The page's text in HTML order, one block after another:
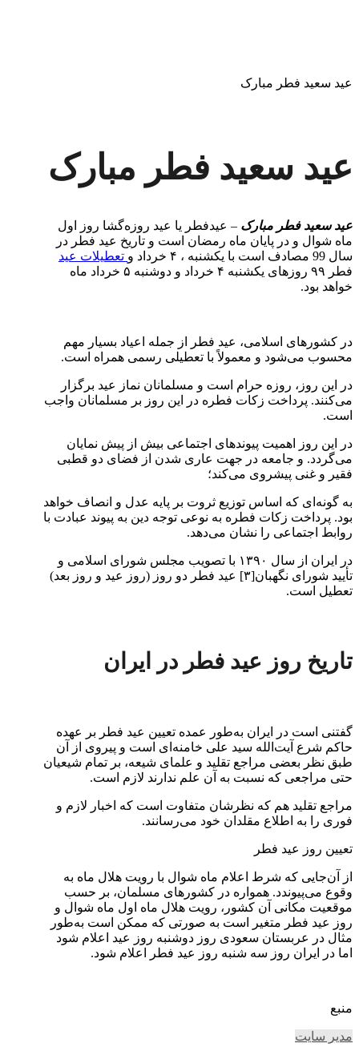
عید سعید فطر مبارک
عید سعید فطر مبارک
عید سعید فطر مبارک – عیدفطر یا عید روزه‌گشا روز اول
ماه شوال و در پایان ماه رمضان است و تاریخ عید فطر در
سال 99 مصادف است با یکشنبه ، ۴ خرداد و
تعطیلات عید
فطر ۹۹ روزهای یکشنبه ۴ خرداد و دوشنبه ۵ خرداد ماه
خواهد بود.
در کشورهای اسلامی، عید فطر از جمله اعیاد بسیار مهم
محسوب می‌شود و معمولاً با تعطیلی رسمی همراه است.
در این روز، روزه حرام است و مسلمانان نماز عید برگزار
می‌کنند. پرداخت زکات فطره در این روز بر مسلمانان واجب
است.
در این روز اهمیت پیوندهای اجتماعی بیش از پیش نمایان
می‌گردد. و جامعه در جهت عاری شدن از فضای دو قطبی
فقیر و غنی پیشروی می‌کند؛
به گونه‌ای که اساس توزیع ثروت بر پایه عدل و انصاف خواهد
بود. پرداخت زکات فطره به نوعی توجه دین به پیوند عبادت با
روابط اجتماعی را نشان می‌دهد.
در ایران از سال ۱۳۹۰ با تصویب مجلس شورای اسلامی و
تأیید شورای نگهبان[۳] عید فطر دو روز (روز عید و روز بعد)
تعطیل است.
تاریخ روز عید فطر در ایران
گفتنی است در ایران به‌طور عمده تعیین عید فطر بر عهده
حاکم شرع آیت‌الله سید علی خامنه‌ای است و پیروی از آن
طبق نظر بعضی مراجع تقلید و علمای شیعه، بر تمام شیعیان
حتی مراجعی که نسبت به آن علم ندارند لازم است.
مراجع تقلید هم که نظرشان متفاوت است که اخبار لازم و
فوری را به اطلاع مقلدان خود می‌رسانند.
تعیین روز عید فطر
از آن‌جایی که شرط اعلام ماه شوال با رویت هلال ماه به
وقوع می‌پیوندد. همواره در کشورهای مسلمان، بر حسب
موقعیت مکانی آن کشور، رویت هلال ماه اول ماه شوال و
روز عید فطر متغیر است به صورتی که ممکن است به‌طور
مثال در عربستان سعودی روز دوشنبه روز عید اعلام شود
اما در ایران روز سه شنبه روز عید فطر اعلام شود.
منبع
مدیر سایت